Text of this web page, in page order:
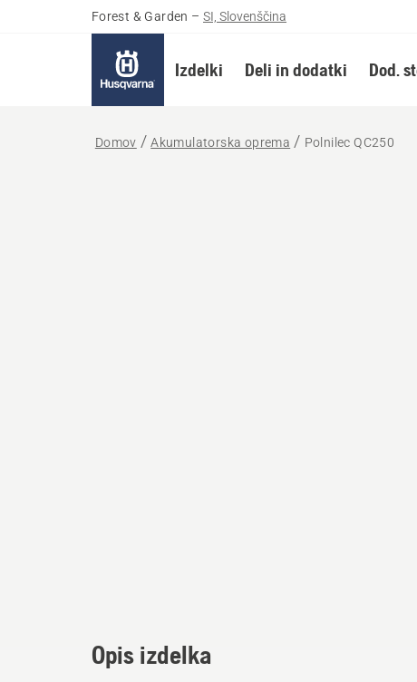
Forest & Garden – SI, Slovenščina
Izdelki Deli in dodatki Dod.
Domov Akumulatorska oprema Polnilec QC250
Opis izdelka